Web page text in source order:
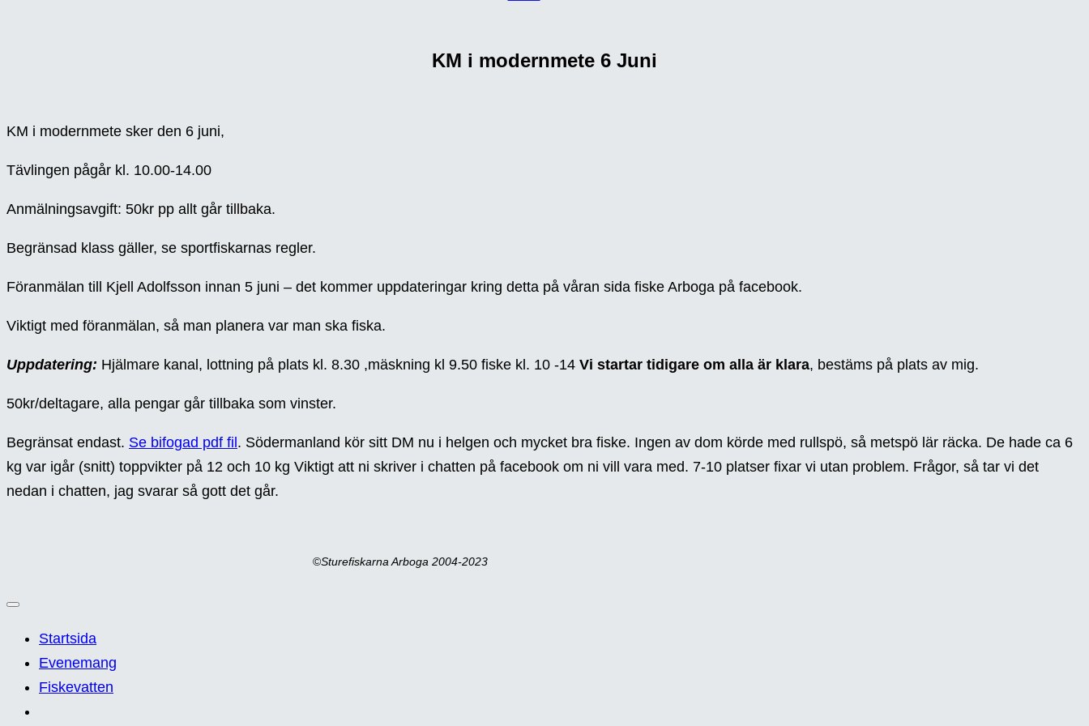
KM i modernmete 6 Juni
KM i modernmete sker den 6 juni,
Tävlingen pågår kl. 10.00-14.00
Anmälningsavgift: 50kr pp allt går tillbaka.
Begränsad klass gäller, se sportfiskarnas regler.
Föranmälan till Kjell Adolfsson innan 5 juni – det kommer uppdateringar kring detta på våran sida fiske Arboga på facebook.
Viktigt med föranmälan, så man planera var man ska fiska.
Uppdatering: Hjälmare kanal, lottning på plats kl. 8.30 ,mäskning kl 9.50 fiske kl. 10 -14 Vi startar tidigare om alla är klara, bestäms på plats av mig.
50kr/deltagare, alla pengar går tillbaka som vinster.
Begränsat endast. Se bifogad pdf fil . Södermanland kör sitt DM nu i helgen och mycket bra fiske. Ingen av dom körde med rullspö, så metspö lär räcka. De hade ca 6
kg var igår (snitt) toppvikter på 12 och 10 kg Viktigt att ni skriver i chatten på facebook om ni vill vara med. 7-10 platser fixar vi utan problem. Frågor, så tar vi det
nedan i chatten, jag svarar så gott det går.
©Sturefiskarna Arboga 2004-2023
Startsida
Evenemang
Fiskevatten